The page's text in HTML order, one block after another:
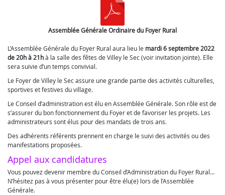
Assemblée Générale Ordinaire du Foyer Rural
L’Assemblée Générale du Foyer Rural aura lieu le mardi 6 septembre 2022
de 20h à 21hà la salle des fêtes de Villey le Sec (voir invitation jointe). Elle
sera suivie d’un temps convivial.
Le Foyer de Villey le Sec assure une grande partie des activités culturelles,
sportives et festives du village.
Le Conseil d’administration est élu en Assemblée Générale. Son rôle est de
s’assurer du bon fonctionnement du Foyer et de favoriser les projets. Les
administrateurs sont élus pour des mandats de trois ans.
Des adhérents référents prennent en charge le suivi des activités ou des
manifestations proposées.
Appel aux candidatures
Vous pouvez devenir membre du Conseil d’Administration du Foyer Rural…
N’hésitez pas à vous présenter pour être élu(e) lors de l’Assemblée
Générale.